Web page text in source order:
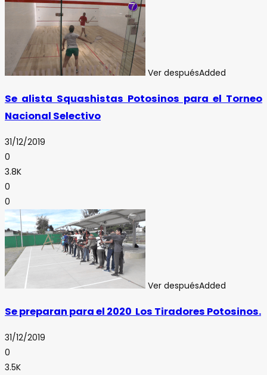
Ver despuésAdded
Se alista Squashistas Potosinos para el Torneo
Nacional Selectivo
31/12/2019
0
3.8K
0
0
Ver despuésAdded
Se preparan para el 2020 Los Tiradores Potosinos.
31/12/2019
0
3.5K